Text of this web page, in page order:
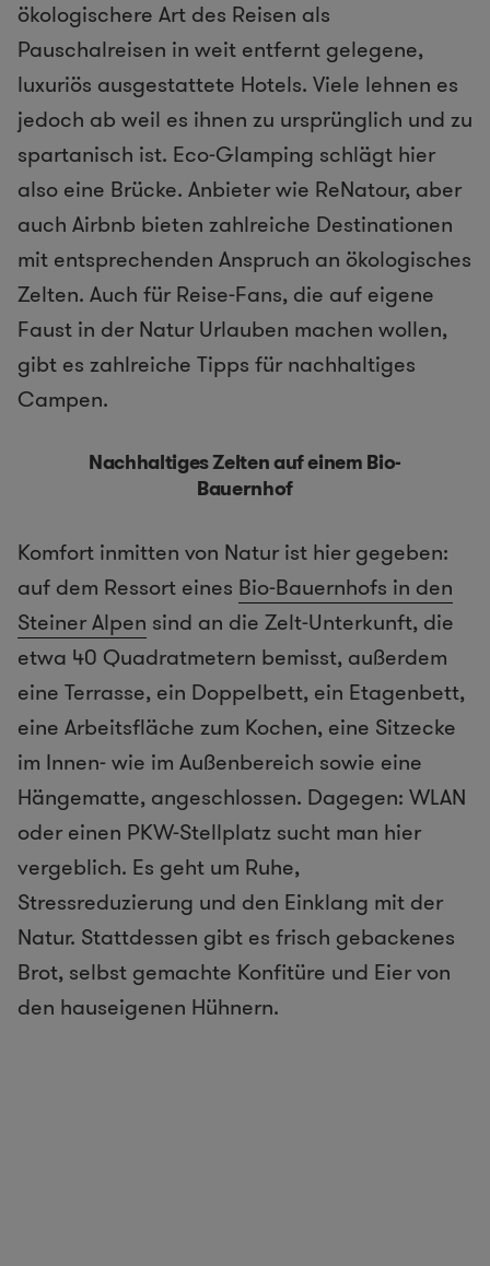
ökologischere Art des Reisen als
Pauschalreisen in weit entfernt gelegene,
luxuriös ausgestattete Hotels. Viele lehnen es
jedoch ab weil es ihnen zu ursprünglich und zu
spartanisch ist. Eco-Glamping schlägt hier
also eine Brücke. Anbieter wie ReNatour, aber
auch Airbnb bieten zahlreiche Destinationen
mit entsprechenden Anspruch an ökologisches
Zelten. Auch für Reise-Fans, die auf eigene
Faust in der Natur Urlauben machen wollen,
gibt es zahlreiche Tipps für nachhaltiges
Campen.
Nachhaltiges Zelten auf einem Bio-
Bauernhof
Komfort inmitten von Natur ist hier gegeben:
auf dem Ressort eines Bio-Bauernhofs in den
Steiner Alpen sind an die Zelt-Unterkunft, die
etwa 40 Quadratmetern bemisst, außerdem
eine Terrasse, ein Doppelbett, ein Etagenbett,
eine Arbeitsfläche zum Kochen, eine Sitzecke
im Innen- wie im Außenbereich sowie eine
Hängematte, angeschlossen. Dagegen: WLAN
oder einen PKW-Stellplatz sucht man hier
vergeblich. Es geht um Ruhe,
Stressreduzierung und den Einklang mit der
Natur. Stattdessen gibt es frisch gebackenes
Brot, selbst gemachte Konfitüre und Eier von
den hauseigenen Hühnern.